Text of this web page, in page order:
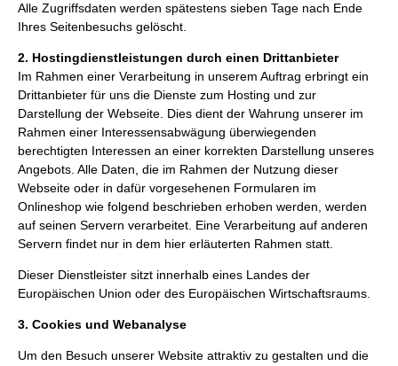
Alle Zugriffsdaten werden spätestens sieben Tage nach Ende
Ihres Seitenbesuchs gelöscht.
2. Hostingdienstleistungen durch einen Drittanbieter
Im Rahmen einer Verarbeitung in unserem Auftrag erbringt ein
Drittanbieter für uns die Dienste zum Hosting und zur
Darstellung der Webseite. Dies dient der Wahrung unserer im
Rahmen einer Interessensabwägung überwiegenden
berechtigten Interessen an einer korrekten Darstellung unseres
Angebots. Alle Daten, die im Rahmen der Nutzung dieser
Webseite oder in dafür vorgesehenen Formularen im
Onlineshop wie folgend beschrieben erhoben werden, werden
auf seinen Servern verarbeitet. Eine Verarbeitung auf anderen
Servern findet nur in dem hier erläuterten Rahmen statt.
Dieser Dienstleister sitzt innerhalb eines Landes der
Europäischen Union oder des Europäischen Wirtschaftsraums.
3. Cookies und Webanalyse
Um den Besuch unserer Website attraktiv zu gestalten und die